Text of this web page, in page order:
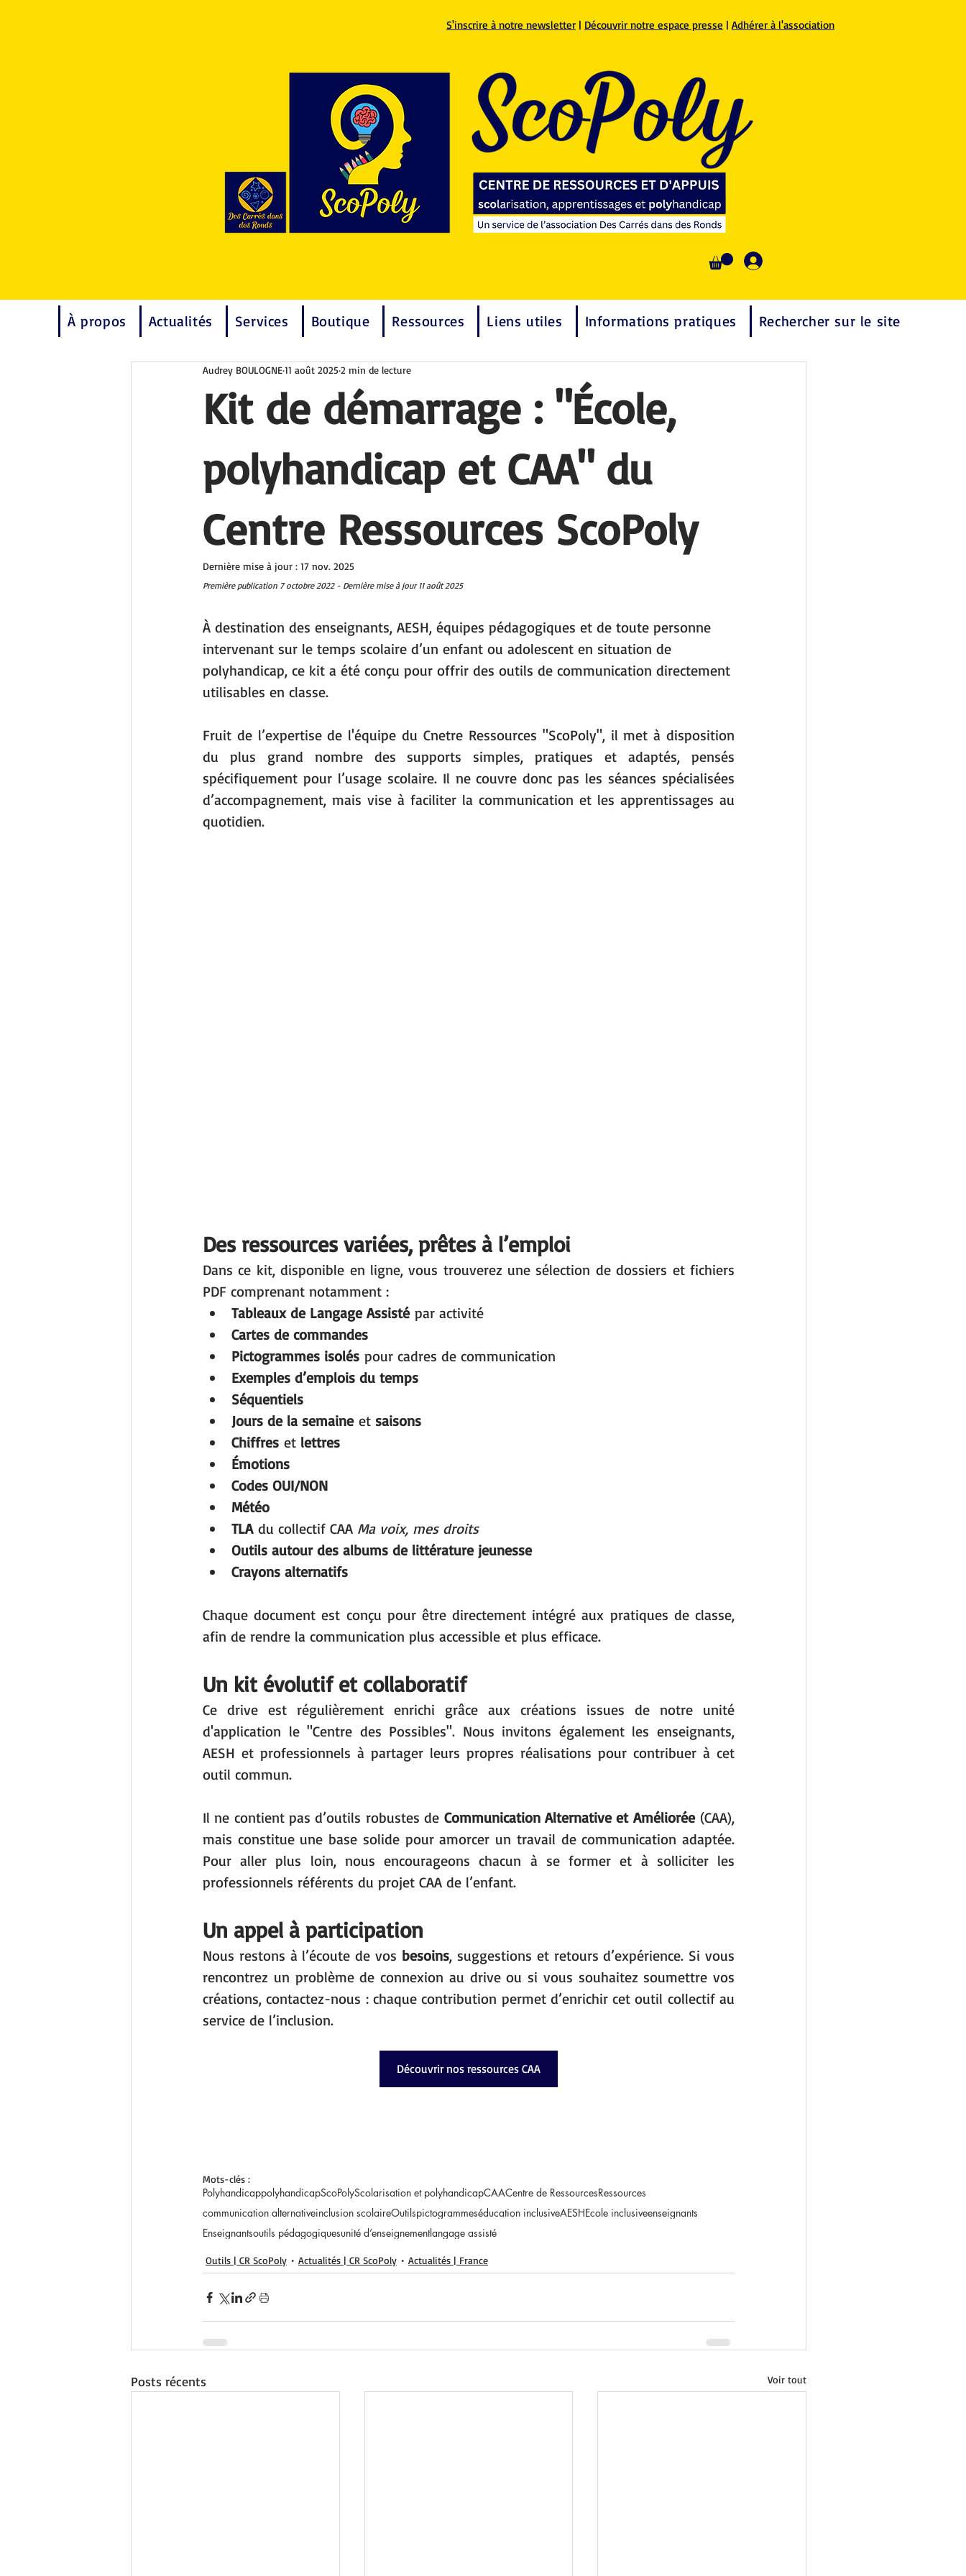
S'inscrire à notre newsletter | Découvrir notre espace presse | Adhérer à l'association
À propos Actualités Services Boutique Ressources Liens utiles Informations pratiques Rechercher sur le site
Kit de démarrage : "École,
polyhandicap et CAA" du
Centre Ressources ScoPoly
Audrey BOULOGNE11 août 20252 min de lecture
Dernière mise à jour : 17 nov. 2025
Première publication 7 octobre 2022 - Dernière mise à jour 11 août 2025
À destination des enseignants, AESH, équipes pédagogiques et de toute personne
intervenant sur le temps scolaire d’un enfant ou adolescent en situation de
polyhandicap, ce kit a été conçu pour offrir des outils de communication directement
utilisables en classe.
Fruit de l’expertise de l'équipe du Cnetre Ressources "ScoPoly", il met à disposition
du plus grand nombre des supports simples, pratiques et adaptés, pensés
spécifiquement pour l’usage scolaire. Il ne couvre donc pas les séances spécialisées
d’accompagnement, mais vise à faciliter la communication et les apprentissages au
quotidien.
Des ressources variées, prêtes à l’emploi
Dans ce kit, disponible en ligne, vous trouverez une sélection de dossiers et fichiers
PDF comprenant notamment :
Tableaux de Langage Assisté par activité
Cartes de commandes
Pictogrammes isolés pour cadres de communication
Exemples d’emplois du temps
Séquentiels
Jours de la semaine et saisons
Chiffres et lettres
Émotions
Codes OUI/NON
Météo
TLA du collectif CAA Ma voix, mes droits
Outils autour des albums de littérature jeunesse
Crayons alternatifs
Chaque document est conçu pour être directement intégré aux pratiques de classe,
afin de rendre la communication plus accessible et plus efficace.
Un kit évolutif et collaboratif
Ce drive est régulièrement enrichi grâce aux créations issues de notre unité
d'application le "Centre des Possibles". Nous invitons également les enseignants,
AESH et professionnels à partager leurs propres réalisations pour contribuer à cet
outil commun.
Il ne contient pas d’outils robustes de Communication Alternative et Améliorée (CAA),
mais constitue une base solide pour amorcer un travail de communication adaptée.
Pour aller plus loin, nous encourageons chacun à se former et à solliciter les
professionnels référents du projet CAA de l’enfant.
Un appel à participation
Nous restons à l’écoute de vos besoins, suggestions et retours d’expérience. Si vous
rencontrez un problème de connexion au drive ou si vous souhaitez soumettre vos
créations, contactez-nous : chaque contribution permet d’enrichir cet outil collectif au
service de l’inclusion.
Découvrir nos ressources CAA
Mots-clés :
PolyhandicappolyhandicapScoPolyScolarisation et polyhandicapCAACentre de RessourcesRessources
communication alternativeinclusion scolaireOutilspictogrammeséducation inclusiveAESHEcole inclusiveenseignants
Enseignantsoutils pédagogiquesunité d’enseignementlangage assisté
Outils | CR ScoPoly Actualités | CR ScoPoly Actualités | France
Posts récents Voir tout